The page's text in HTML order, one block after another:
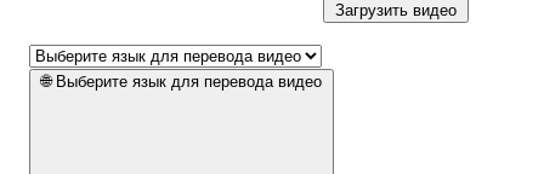
Загрузить видео
🌐 Выберите язык для перевода видео